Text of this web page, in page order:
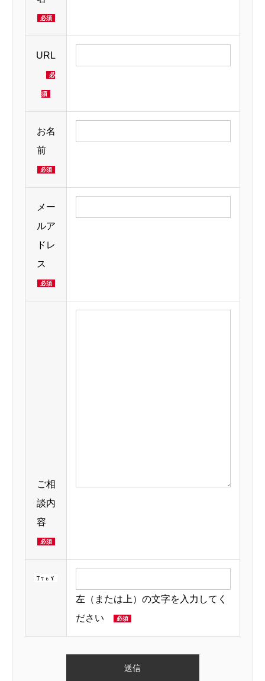
必須
URL
必
須
お名
前
必須
メー
ルア
ドレ
ス
必須
ご相
談内
容
必須
左（または上）の文字を入力してく
ださい
必須

お問合わせ